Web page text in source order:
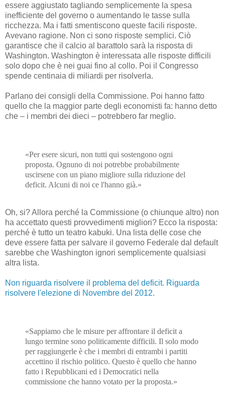
essere aggiustato tagliando semplicemente la spesa
inefficiente del governo o aumentando le tasse sulla
ricchezza. Ma i fatti smentiscono queste facili risposte.
Avevano ragione. Non ci sono risposte semplici. Ciò
garantisce che il calcio al barattolo sarà la risposta di
Washington. Washington è interessata alle risposte difficili
solo dopo che è nei guai fino al collo. Poi il Congresso
spende centinaia di miliardi per risolverla.
Parlano dei consigli della Commissione. Poi hanno fatto
quello che la maggior parte degli economisti fa: hanno detto
che – i membri dei dieci – potrebbero far meglio.
«Per esere sicuri, non tutti qui sostengono ogni
proposta. Ognuno di noi potrebbe probabilmente
uscirsene con un piano migliore sulla riduzione del
deficit. Alcuni di noi ce l'hanno già.»
Oh, si? Allora perché la Commissione (o chiunque altro) non
ha accettato questi provvedimenti migliori? Ecco la risposta:
perché è tutto un teatro kabuki. Una lista delle cose che
deve essere fatta per salvare il governo Federale dal default
sarebbe che Washington ignori semplicemente qualsiasi
altra lista.
Non riguarda risolvere il problema del deficit. Riguarda
risolvere l'elezione di Novembre del 2012.
«Sappiamo che le misure per affrontare il deficit a
lungo termine sono politicamente difficili. Il solo modo
per raggiungerle è che i membri di entrambi i partiti
accettino il rischio politico. Questo è quello che hanno
fatto i Repubblicani ed i Democratici nella
commissione che hanno votato per la proposta.»